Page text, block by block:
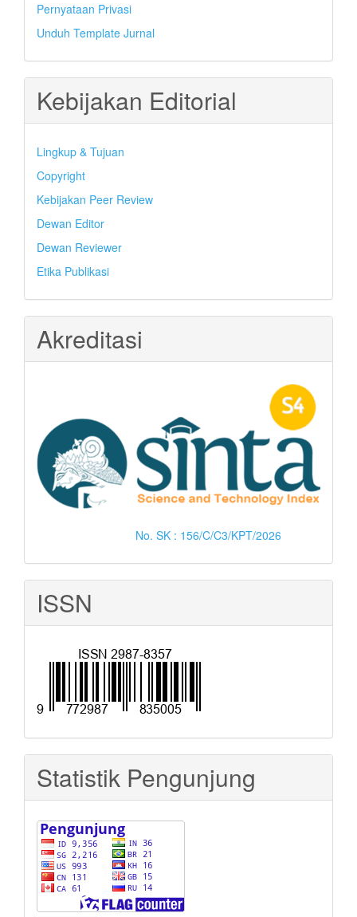
Pernyataan Privasi
Unduh Template Jurnal
Kebijakan Editorial
Lingkup & Tujuan
Copyright
Kebijakan Peer Review
Dewan Editor
Dewan Reviewer
Etika Publikasi
Akreditasi
No. SK : 156/C/C3/KPT/2026
ISSN
Statistik Pengunjung